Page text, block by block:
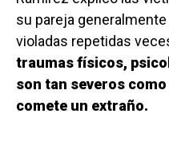
su pareja
violadas repetidas
traumas físicos,
son tan severos
comete un extraño.